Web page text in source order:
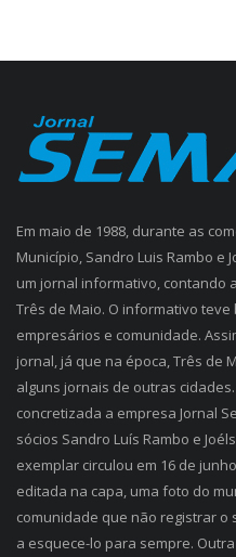
Em maio de 1988, durante as
Município, Sandro Luis Rambo e
um jornal informativo, contando
Três de Maio. O informativo
empresários e comunidade.
jornal, já que na época, Três de
alguns jornais de outras cidades.
concretizada a empresa Jornal
sócios Sandro Luís Rambo e
exemplar circulou em 16 de
editada na capa, uma foto do
comunidade que não registrar
a esquece-lo para sempre.